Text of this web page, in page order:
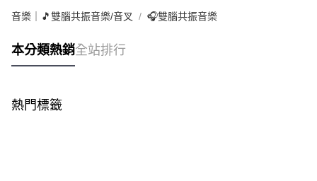
音樂｜🎵雙腦共振音樂/音叉 🎧雙腦共振音樂
本分類熱銷全站排行
熱門標籤